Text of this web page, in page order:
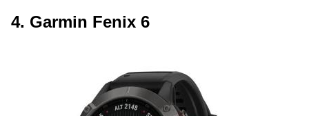
4. Garmin Fenix 6